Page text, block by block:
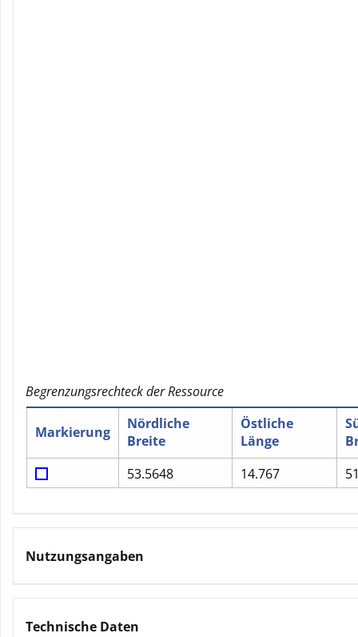
Begrenzungsrechteck der Ressource
Markierung
Nördliche
Breite
Östliche
Länge
53.5648
14.767
Nutzungsangaben
Technische Daten